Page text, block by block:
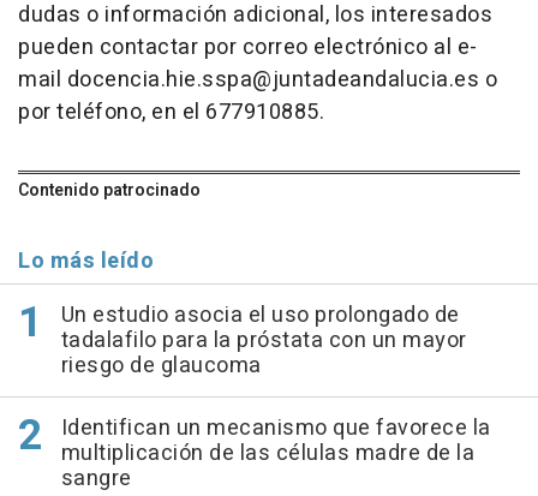
dudas o información adicional, los interesados
pueden contactar por correo electrónico al e-
mail docencia.hie.sspa@juntadeandalucia.es o
por teléfono, en el 677910885.
Contenido patrocinado
Lo más leído
Un estudio asocia el uso prolongado de
tadalafilo para la próstata con un mayor
riesgo de glaucoma
Identifican un mecanismo que favorece la
multiplicación de las células madre de la
sangre